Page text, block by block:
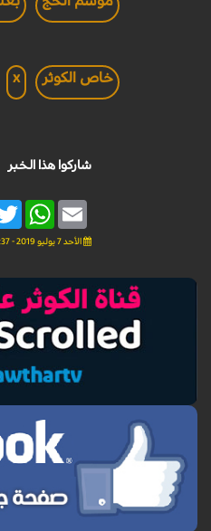
خاص الكوثر x
شاركوا هذا الخبر
Email
الأحد 7 يوليو 2019 - 09:37 بتوقيت غرينتش